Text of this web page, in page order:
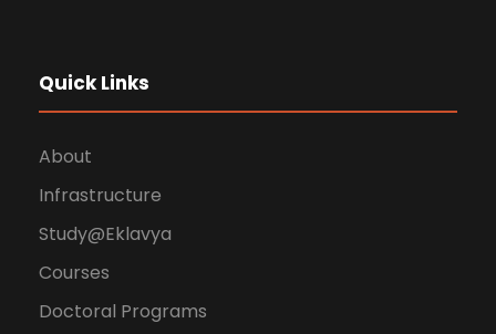
Quick Links
About
Infrastructure
Study@Eklavya
Courses
Doctoral Programs